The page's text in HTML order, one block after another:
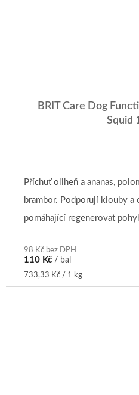
BRIT Care Dog
Squid
98 Kč bez DPH
110 Kč / bal
Měrná
cena:
733,33 Kč / 1 kg
Příchuť oliheň a ananas,
brambor. Podporují klouby a
pomáhající regenerovat